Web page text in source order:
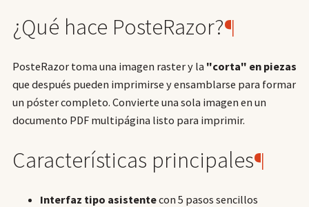
¿Qué hace PosteRazor?¶
PosteRazor toma una imagen raster y la "corta" en piezas
que después pueden imprimirse y ensamblarse para formar
un póster completo. Convierte una sola imagen en un
documento PDF multipágina listo para imprimir.
Características principales¶
Interfaz tipo asistentecon 5 pasos sencillos